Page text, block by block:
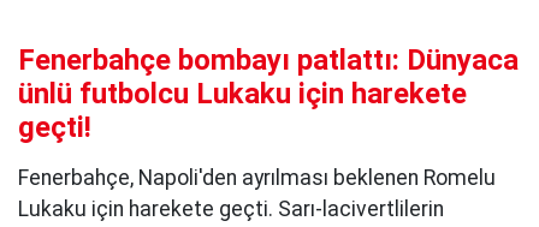
Fenerbahçe bombayı patlattı: Dünyaca
ünlü futbolcu Lukaku için harekete
geçti!
Fenerbahçe, Napoli'den ayrılması beklenen Romelu
Lukaku için harekete geçti. Sarı-lacivertlilerin